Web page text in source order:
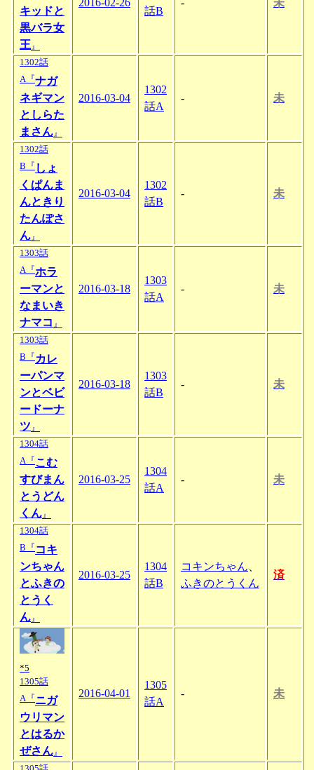
キッドと
黒バラ女
王 』
話B
1302話
A『ナガ
ネギマン
としらた
まさん 』
2016-03-04
1302
話A
- 未
1302話
B『 しょ
くぱんま
んときり
たんぽさ
ん 』
2016-03-04
1302
話B
- 未
1303話
A『ホラ
ーマンと
なまいき
ナマコ 』
2016-03-18
1303
話A
- 未
1303話
B『 カレ
ーパンマ
ンとベビ
ードーナ
ツ 』
2016-03-18
1303
話B
- 未
1304話
A『こむ
すびまん
とうどん
くん 』
2016-03-25
1304
話A
- 未
1304話
B『 コキ
ンちゃん
とふきの
とうく
ん 』
2016-03-25
1304
話B
コキンちゃん
ふきのとうくん
済
*5
1305話
A『ニガ
ウリマン
とはるか
ぜさん 』
2016-04-01
1305
話A
- 未